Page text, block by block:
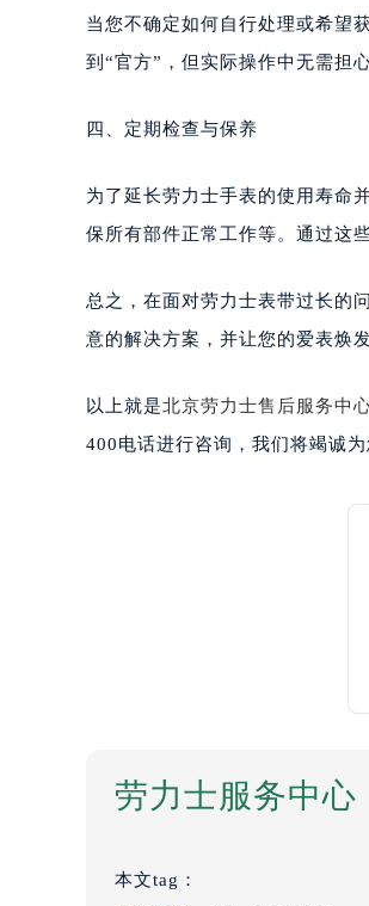
当您不确定如何自行处理或希望
到“官方”，但实际操作中无需担
四、定期检查与保养
为了延长劳力士手表的使用寿命
保所有部件正常工作等。通过这
总之，在面对劳力士表带过长的
意的解决方案，并让您的爱表焕
以上就是北京劳力士售后服务中
400电话进行咨询，我们将竭诚为
劳力士服务中心
本文tag：